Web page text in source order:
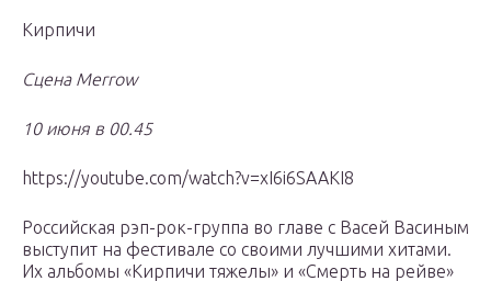
Кирпичи
Сцена Merrow
10 июня в 00.45
https://youtube.com/watch?v=xI6i6SAAKI8
Российская рэп-рок-группа во главе с Васей Васиным
выступит на фестивале со своими лучшими хитами.
Их альбомы «Кирпичи тяжелы» и «Смерть на рейве»